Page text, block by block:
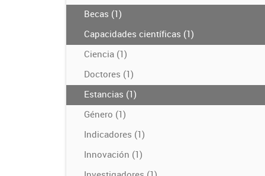
Becas (1)
Capacidades científicas (1)
Ciencia (1)
Doctores (1)
Estancias (1)
Género (1)
Indicadores (1)
Innovación (1)